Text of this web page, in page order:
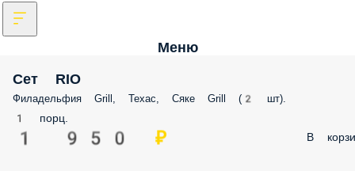
Меню
Сет RIO
Филадельфия Grill, Техас, Сяке Grill (2 шт).
1 порц.
1 950 ₽ В